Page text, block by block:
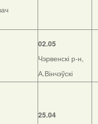
02.05
Чэрвенскі р-н,
А.Вінчэўскі
25.04